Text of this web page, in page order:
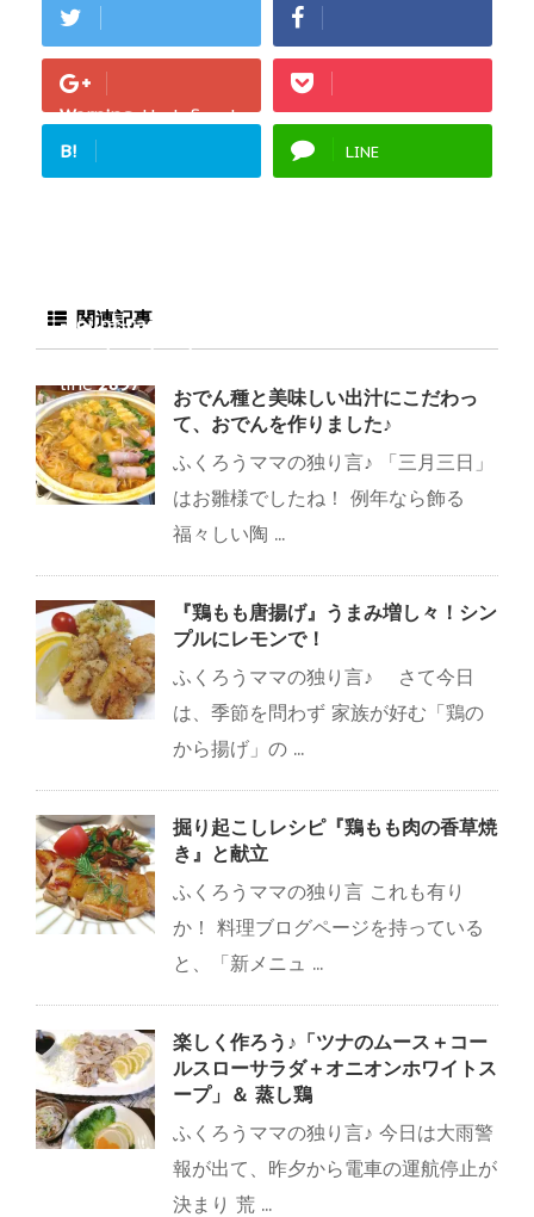
Warning: Undefined
array key "Google+"
in/home/fukurou-
-count-cache/sns-
count-cache.phpon
line2897
B! LINE
関連記事
おでん種と美味しい出汁にこだわっ
て、おでんを作りました♪
ふくろうママの独り言♪ 「三月三日」
はお雛様でしたね！ 例年なら飾る
福々しい陶 ...
『鶏もも唐揚げ』うまみ増し々！シン
プルにレモンで！
ふくろうママの独り言♪ さて今日
は、季節を問わず 家族が好む「鶏の
から揚げ」の ...
掘り起こしレシピ『鶏もも肉の香草焼
き』と献立
ふくろうママの独り言 これも有り
か！ 料理ブログページを持っている
と、「新メニュ ...
楽しく作ろう♪「ツナのムース＋コー
ルスローサラダ＋オニオンホワイトス
ープ」＆ 蒸し鶏
ふくろうママの独り言♪ 今日は大雨警
報が出て、昨夕から電車の運航停止が
決まり 荒 ...